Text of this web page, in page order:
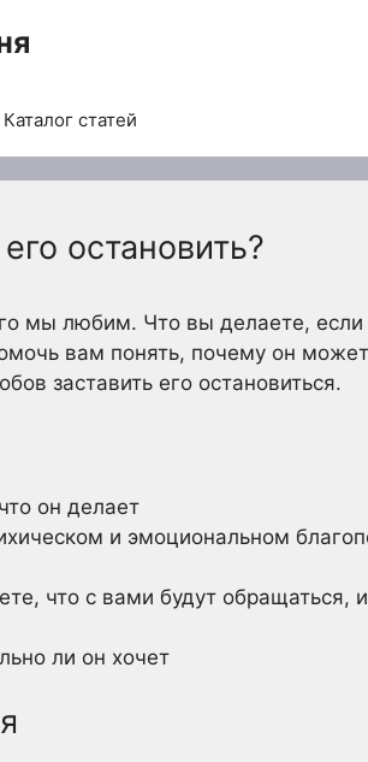
Каталог статей
остановить?
мы любим. Что вы делаете,
вам понять, почему он может
заставить его остановиться.
он делает
и эмоциональном
что с вами будут обращаться, и
ли он хочет